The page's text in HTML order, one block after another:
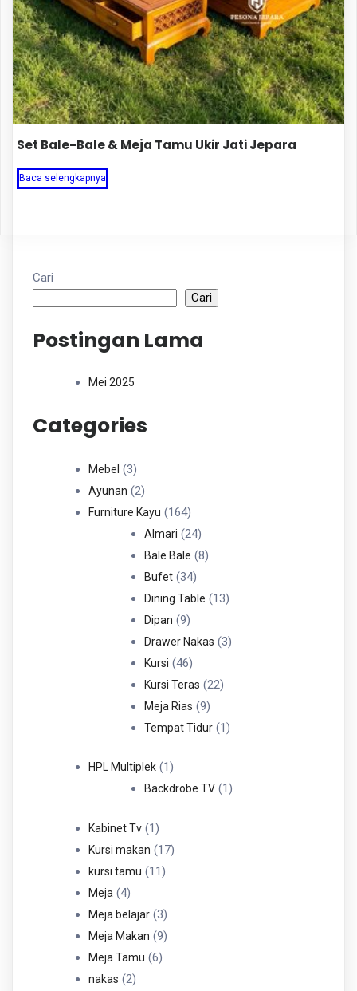
Set Bale-Bale & Meja Tamu Ukir Jati Jepara
Baca selengkapnya
Cari
Cari
Postingan Lama
Mei 2025
Categories
Mebel 33
Produk
Ayunan 22
Produk
Furniture Kayu 164164
Produk
Almari 2424
Produk
Bale Bale 88
Bufet 3434
Produk
Dining Table 1313
Dipan 99
Produk
Drawer Nakas 33
Kursi 4646
Produk
Kursi Teras 2222
Meja Rias 99
Produk
Tempat Tidur 11
HPL Multiplek 11
Produk
Backdrobe TV 11
Kabinet Tv 11
Produk
Kursi makan 1717
kursi tamu 1111
Meja 44
Produk
Meja belajar 33
Produk
Meja Makan 99
Meja Tamu 66
nakas 22